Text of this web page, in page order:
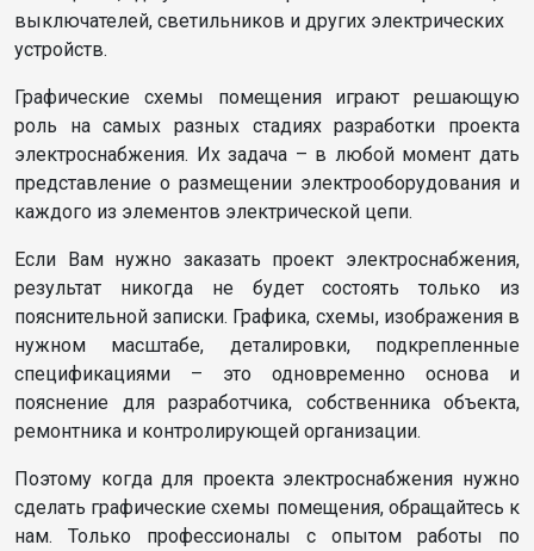
выключателей, светильников и других электрических
устройств.
Графические схемы помещения играют решающую
роль на самых разных стадиях разработки проекта
электроснабжения. Их задача – в любой момент дать
представление о размещении электрооборудования и
каждого из элементов электрической цепи.
Если Вам нужно заказать проект электроснабжения,
результат никогда не будет состоять только из
пояснительной записки. Графика, схемы, изображения в
нужном масштабе, деталировки, подкрепленные
спецификациями – это одновременно основа и
пояснение для разработчика, собственника объекта,
ремонтника и контролирующей организации.
Поэтому когда для проекта электроснабжения нужно
сделать графические схемы помещения, обращайтесь к
нам. Только профессионалы с опытом работы по